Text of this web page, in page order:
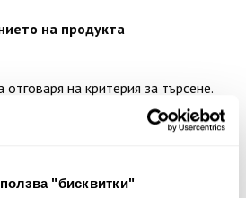
"бисквитки"
на продукта
на критерия за търсене.